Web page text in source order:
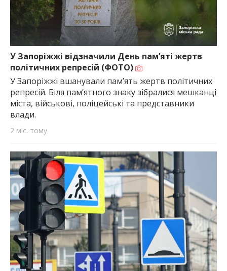
У Запоріжжі відзначили День пам’яті жертв
політичних репресій (ФОТО)
У Запоріжжі вшанували пам’ять жертв політичних
репресій. Біля пам’ятного знаку зібралися мешканці
міста, військові, поліцейські та представники
влади.
2 міс. тому